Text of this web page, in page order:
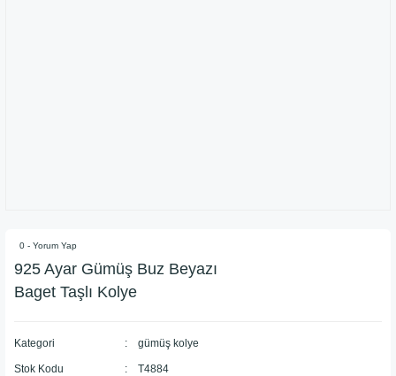
0 - Yorum Yap
925 Ayar Gümüş Buz Beyazı
Baget Taşlı Kolye
Kategori gümüş kolye
Stok Kodu T4884